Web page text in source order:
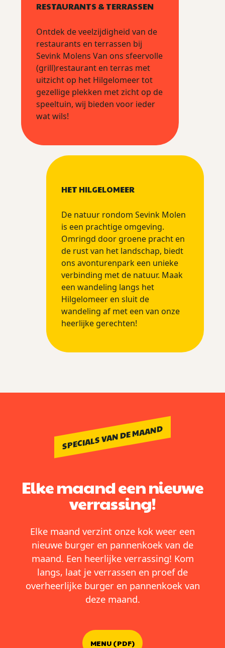
RESTAURANTS & TERRASSEN
Ontdek de veelzijdigheid van de
restaurants en terrassen bij
Sevink Molens Van ons sfeervolle
(grill)restaurant en terras met
uitzicht op het Hilgelomeer tot
gezellige plekken met zicht op de
speeltuin, wij bieden voor ieder
wat wils!
HET HILGELOMEER
De natuur rondom Sevink Molen
is een prachtige omgeving.
Omringd door groene pracht en
de rust van het landschap, biedt
ons avonturenpark een unieke
verbinding met de natuur. Maak
een wandeling langs het
Hilgelomeer en sluit de
wandeling af met een van onze
heerlijke gerechten!
SPECIALS VAN DE MAAND
Elke maand een nieuwe
verrassing!
Elke maand verzint onze kok weer een
nieuwe burger en pannenkoek van de
maand. Een heerlijke verrassing! Kom
langs, laat je verrassen en proef de
overheerlijke burger en pannenkoek van
deze maand.
MENU (PDF)